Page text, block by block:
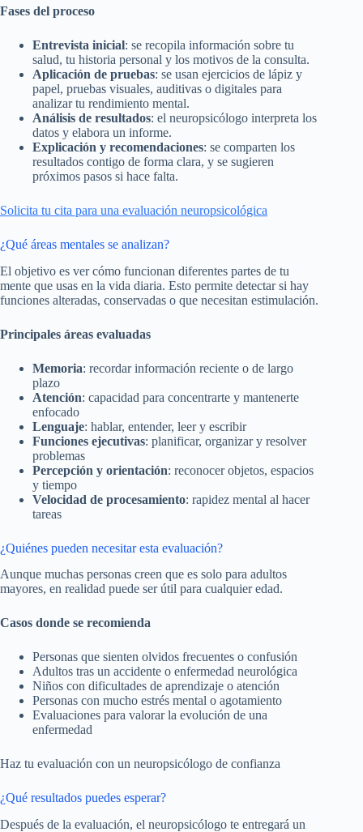
Fases del proceso
Entrevista inicial: se recopila información sobre tu
salud, tu historia personal y los motivos de la consulta.
Aplicación de pruebas: se usan ejercicios de lápiz y
papel, pruebas visuales, auditivas o digitales para
analizar tu rendimiento mental.
Análisis de resultados: el neuropsicólogo interpreta los
datos y elabora un informe.
Explicación y recomendaciones: se comparten los
resultados contigo de forma clara, y se sugieren
próximos pasos si hace falta.
Solicita tu cita para una evaluación neuropsicológica
¿Qué áreas mentales se analizan?
El objetivo es ver cómo funcionan diferentes partes de tu
mente que usas en la vida diaria. Esto permite detectar si hay
funciones alteradas, conservadas o que necesitan estimulación.
Principales áreas evaluadas
Memoria: recordar información reciente o de largo
plazo
Atención: capacidad para concentrarte y mantenerte
enfocado
Lenguaje: hablar, entender, leer y escribir
Funciones ejecutivas: planificar, organizar y resolver
problemas
Percepción y orientación: reconocer objetos, espacios
y tiempo
Velocidad de procesamiento: rapidez mental al hacer
tareas
¿Quiénes pueden necesitar esta evaluación?
Aunque muchas personas creen que es solo para adultos
mayores, en realidad puede ser útil para cualquier edad.
Casos donde se recomienda
Personas que sienten olvidos frecuentes o confusión
Adultos tras un accidente o enfermedad neurológica
Niños con dificultades de aprendizaje o atención
Personas con mucho estrés mental o agotamiento
Evaluaciones para valorar la evolución de una
enfermedad
Haz tu evaluación con un neuropsicólogo de confianza
¿Qué resultados puedes esperar?
Después de la evaluación, el neuropsicólogo te entregará un